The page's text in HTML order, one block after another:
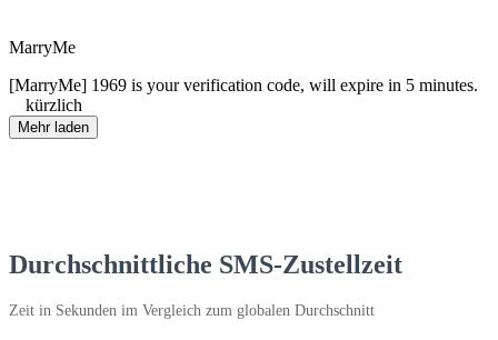
MarryMe
[MarryMe] 1969 is your verification code, will expire in 5 minutes.
kürzlich
Mehr laden
Durchschnittliche SMS-Zustellzeit
Zeit in Sekunden im Vergleich zum globalen Durchschnitt